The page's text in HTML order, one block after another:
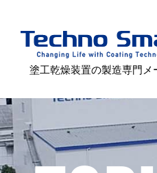
塗工乾燥装置の製造専門メ